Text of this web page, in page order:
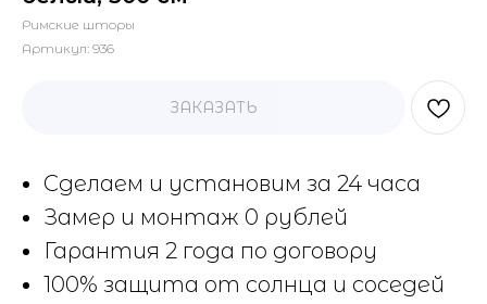
Римские шторы
Артикул: 936
ЗАКАЗАТЬ
Сделаем и установим за 24 часа
Замер и монтаж 0 рублей
Гарантия 2 года по договору
100% защита от солнца и соседей